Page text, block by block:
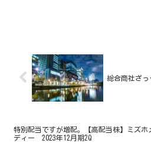
総合商社ざっ
特別配当ですが増配。【高配当株】ミズホ
ディー 2023年12月期2Q